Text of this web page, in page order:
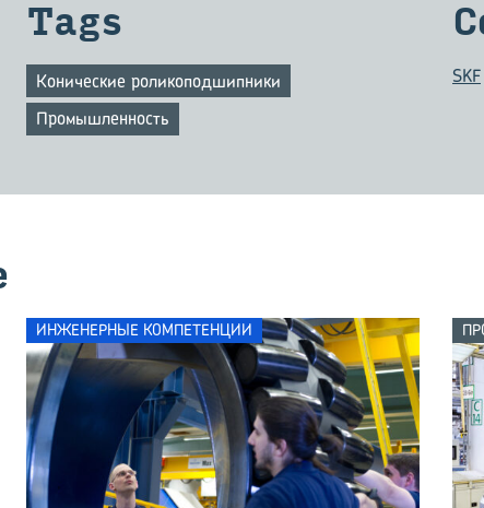
Tags
Конические роликоподшипники
Промышленность
SKF
ИНЖЕНЕРНЫЕ КОМПЕТЕНЦИИ